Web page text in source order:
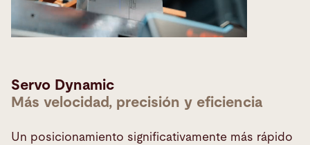
Servo Dynamic
Más velocidad, precisión y eficiencia
Un posicionamiento significativamente más rápido